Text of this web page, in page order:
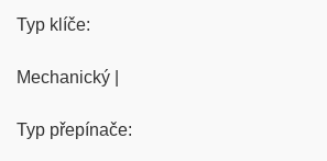
Typ klíče:
Mechanický |
Typ přepínače: